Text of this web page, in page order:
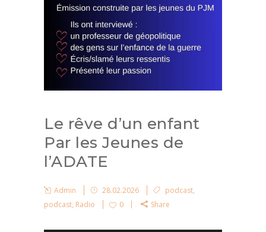
Le rêve d’un enfant
Par les Jeunes de
l’ADATE
Admin 28.02.2026 podcast,
podcast, Radio 0 Share